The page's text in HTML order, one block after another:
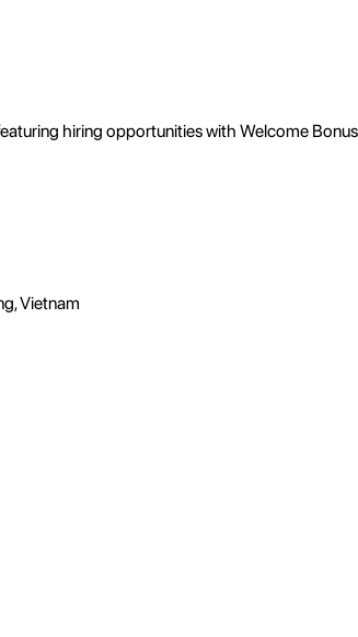
hiring opportunities with Welcome
Vietnam